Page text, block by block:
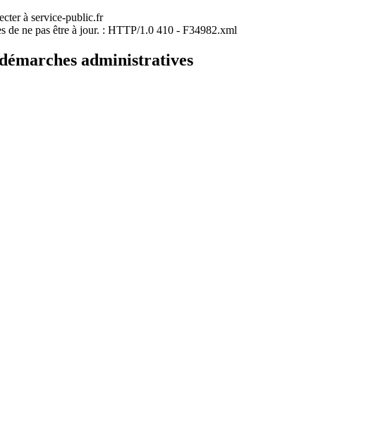
à service-public.fr
de ne pas être à jour. : HTTP/1.0 410 - F34982.xml
administratives